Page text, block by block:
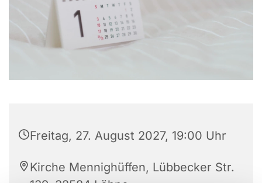
Freitag, 27. August 2027, 19:00 Uhr
Kirche Mennighüffen, Lübbecker Str.